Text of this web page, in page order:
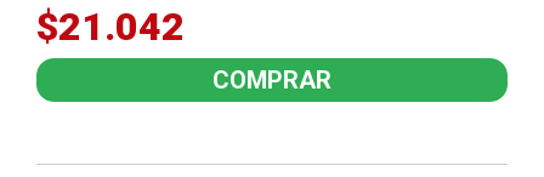
$21.042